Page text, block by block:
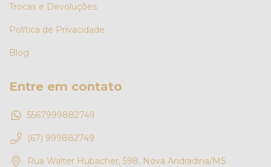
Trocas e Devoluções
Política de Privacidade
Blog
Entre em contato
5567999882749
(67) 999882749
Rua Walter Hubacher, 598, Nova Andradina/MS